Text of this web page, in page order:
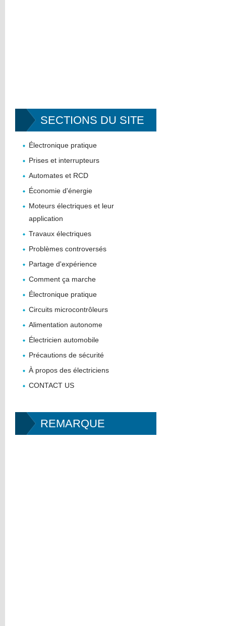
SECTIONS DU SITE
Électronique pratique
Prises et interrupteurs
Automates et RCD
Économie d'énergie
Moteurs électriques et leur
application
Travaux électriques
Problèmes controversés
Partage d'expérience
Comment ça marche
Électronique pratique
Circuits microcontrôleurs
Alimentation autonome
Électricien automobile
Précautions de sécurité
À propos des électriciens
CONTACT US
REMARQUE